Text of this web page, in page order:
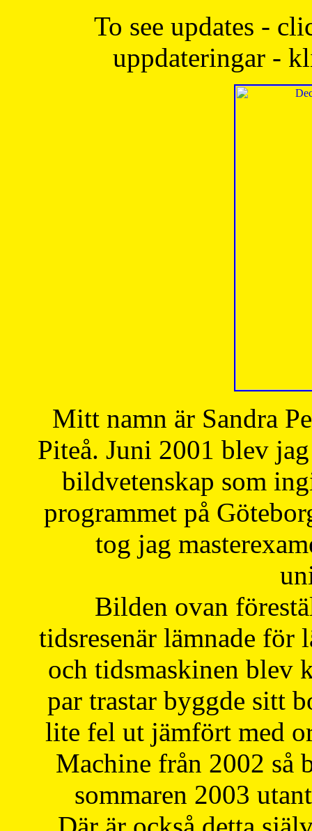
To see updates -
uppdateringar -
Mitt namn är Sandra
Piteå. Juni 2001 blev
bildvetenskap som
programmet på
tog jag
Bilden ovan
tidsresenär lämnade för
och tidsmaskinen blev
par trastar byggde sitt
lite fel ut jämfört med
Machine från 2002 så
sommaren 2003